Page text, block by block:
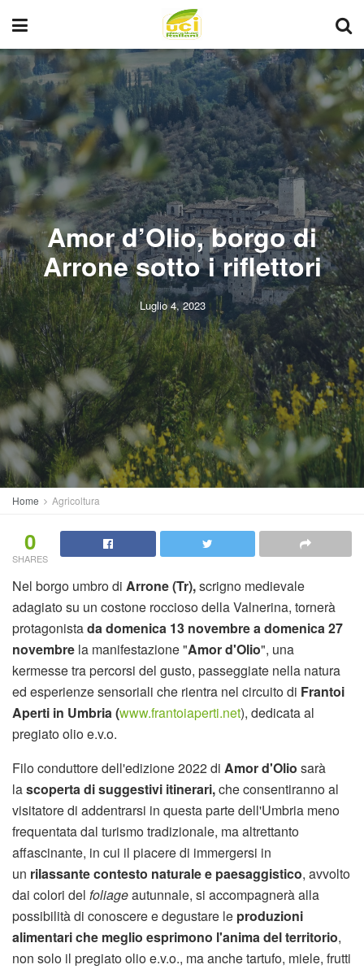
Amor d’Olio, borgo di
Arrone sotto i riflettori
Luglio 4, 2023
Home Agricoltura
0
SHARES
Nel borgo umbro di Arrone (Tr),scrigno medievale
adagiato su un costone roccioso della Valnerina, tornerà
protagonistada domenica 13 novembre a domenica 27
novembre la manifestazione "Amor d'Olio", una
kermesse tra percorsi del gusto, passeggiate nella natura
ed esperienze sensoriali che rientra nel circuito di Frantoi
Aperti in Umbria (www.frantoiaperti.net), dedicata al
pregiato olio e.v.o.
Filo conduttore dell'edizione 2022 di Amor d'Olio sarà
lascoperta di suggestivi itinerari,che consentiranno al
visitatore di addentrarsi in questa parte dell'Umbria meno
frequentata dal turismo tradizionale, ma altrettanto
affascinante, in cui il piacere di immergersi in
un rilassante contesto naturale e paesaggistico, avvolto
dai colori del foliageautunnale, si accompagnerà alla
possibilità di conoscere e degustare le produzioni
alimentari che meglio esprimono l'anima del territorio,
non solo il pregiato olio e.v.o., ma anche tartufo, miele, frutti